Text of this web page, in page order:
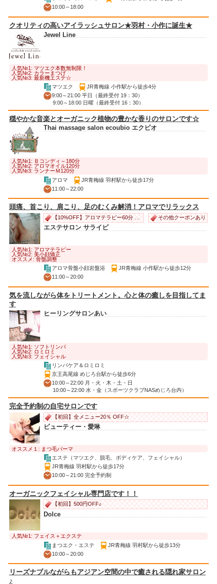
10:00～18:00
クオリティの高いアイラッシュサロン★羽村・小作に誕生★
Jewel Line
人気№1: マツエク本数無制限！
人気№2: カラーまつげ
人気№3: 最新機エステ☆
マツエク
JR青梅線 小作駅から徒歩4分
9:00～21:00 平日（最終受付 19：30）
9:00～18:00 日曜（最終受付 16：30）
穏やかな音楽とオーガニック植物の豊かな香りのサロンです☆
Thai massage salon ecoubio エクビオ
人気№1: Ｂコンディ～180分
人気№2: アロマオイル120分
人気№3: ランナーＭ120分
アロマ
JR青梅線 羽村駅から徒歩17分
11:00～22:00
頭痛、首こり、肩こり、足のむくみ解消！アロマでリラックス
【10%OFF】アロマテラピー60分 3,500円 ⇒ 3,150円 その他クーポンあり
エステサロン サライビ
人気№1: アロマテラピー
人気№2: 美小顔矯正
オススメ: 骨盤調整
アロマ骨盤小顔岩盤浴
JR青梅線 小作駅から徒歩12分
11:00～20:00
気を流しながら体をトリートメント。心と体の癒しを目指してま
す
ヒーリングサロンあい
人気№1: ソフトリンパ
人気№2: ロミロミ
人気№3: フェイシャル
リンパケア＆ロミロミ
京王高尾線 めじろ台駅から徒歩6分
10:00～22:00 月・火・木・土・日
10:00～22:00 水・金（スポーツクラブNASめじろ台内）
完全予約制の自宅サロンです
【初回】全メニュー20％ OFF☆
ビューティー・愛琳
オススメ１: まつ毛パーマ
エステ（マツエク、脱毛、ボディケア、フェイシャル）
JR青梅線 羽村駅から徒歩17分
10:00～21:00 完全予約制
オーガニックフェイシャル専門店です！！
【初回】500円OFF♪
Dolce
人気№1: フェイス＋エクステ
まつエク・エステ
JR青梅線 羽村駅から徒歩13分
10:00～20:00
リーズナブルながらもアジアン空間の中で癒される隠れ家サロン
♪